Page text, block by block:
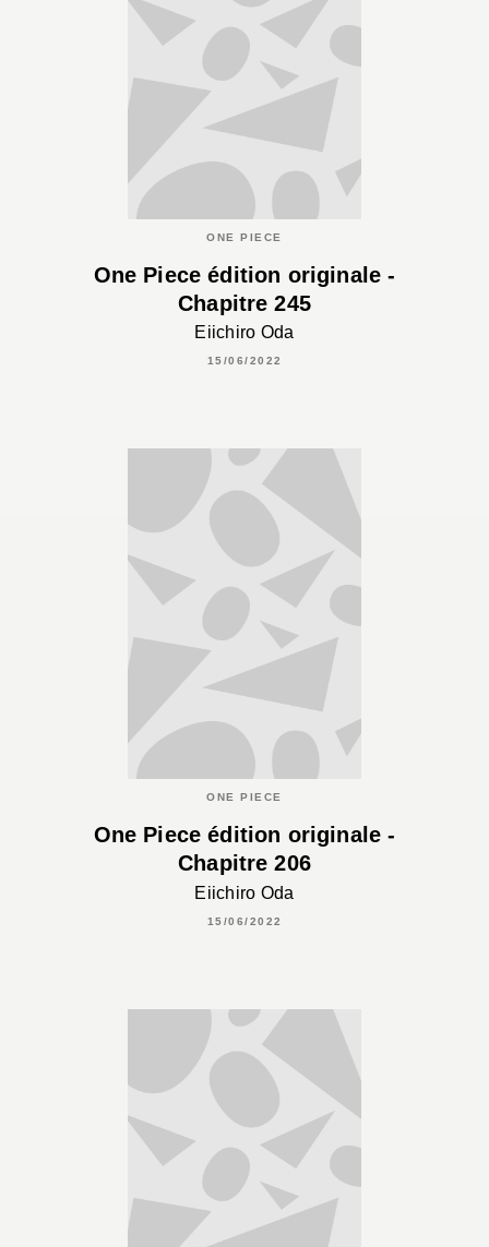
ONE PIECE
One Piece édition originale -
Chapitre 245
Eiichiro Oda
15/06/2022
ONE PIECE
One Piece édition originale -
Chapitre 206
Eiichiro Oda
15/06/2022